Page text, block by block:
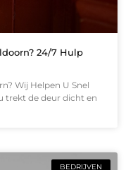
24/7 Hulp
Wij Helpen U Snel
trekt de deur dicht en
BEDRIJVEN